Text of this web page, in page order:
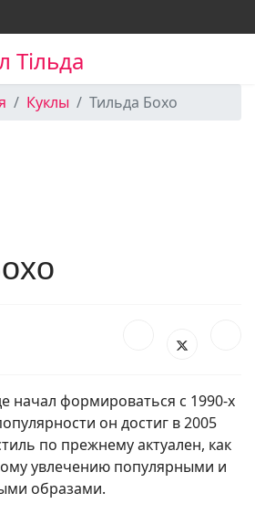
Тільда
Куклы Тильда Бохо
начал формироваться с 1990-х
он достиг в 2005
по прежнему актуален, как
увлечению популярными и
образами.